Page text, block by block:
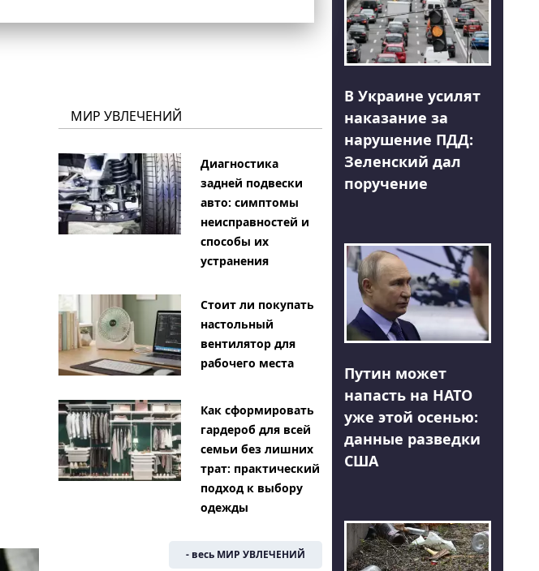
МИР УВЛЕЧЕНИЙ
Диагностика
задней подвески
авто: симптомы
неисправностей и
способы их
устранения
Стоит ли покупать
настольный
вентилятор для
рабочего места
Как сформировать
гардероб для всей
семьи без лишних
трат: практический
подход к выбору
одежды
- весь МИР УВЛЕЧЕНИЙ
В Украине усилят
наказание за
нарушение ПДД:
Зеленский дал
поручение
Путин может
напасть на НАТО
уже этой осенью:
данные разведки
США